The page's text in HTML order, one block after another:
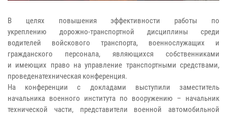
В целях повышения эффективности работы по
укреплению дорожно-транспортной дисциплины среди
водителей войскового транспорта, военнослужащих и
гражданского персонала, являющихся собственниками
и имеющих право на управление транспортными средствами,
проведенатехническая конференция.
На конференции с докладами выступили заместитель
начальника военного института по вооружению – начальник
технической части, представители военной автомобильной